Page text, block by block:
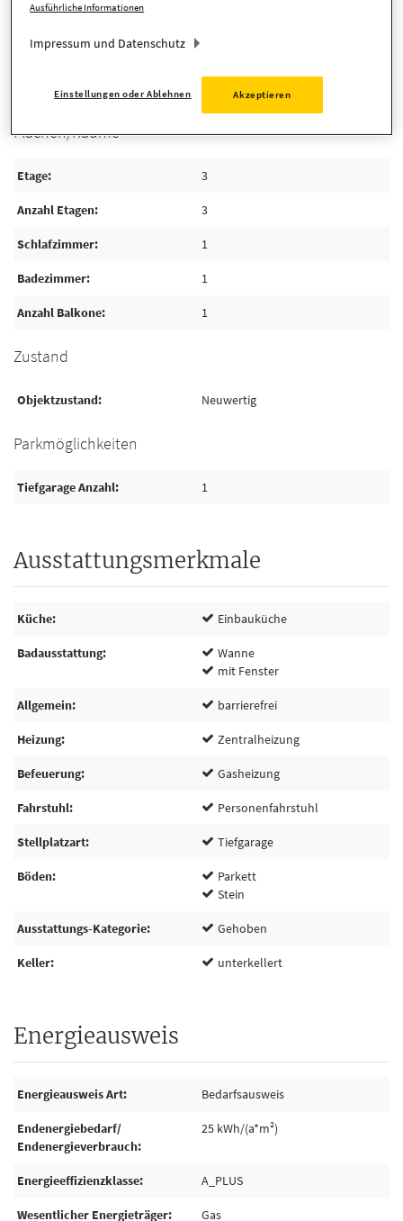
Flächen/Räume
Etage 3
Anzahl Etagen 3
Schlafzimmer 1
Badezimmer 1
Anzahl Balkone 1
Zustand
Objektzustand Neuwertig
Parkmöglichkeiten
Tiefgarage Anzahl 1
Ausstattungsmerkmale
Küche Einbauküche
Badausstattung
Wanne
mit Fenster
Allgemein barrierefrei
Heizung Zentralheizung
Befeuerung Gasheizung
Fahrstuhl Personenfahrstuhl
Stellplatzart Tiefgarage
Böden
Parkett
Stein
Ausstattungs-Kategorie Gehoben
Keller unterkellert
Energieausweis
Energieausweis Art Bedarfsausweis
Endenergiebedarf/
Endenergieverbrauch
25 kWh/(a*m²)
Energieeffizienzklasse A_PLUS
Wesentlicher Energieträger Gas
Ausführliche Informationen
Impressum und Datenschutz
Einstellungen oder Ablehnen Akzeptieren